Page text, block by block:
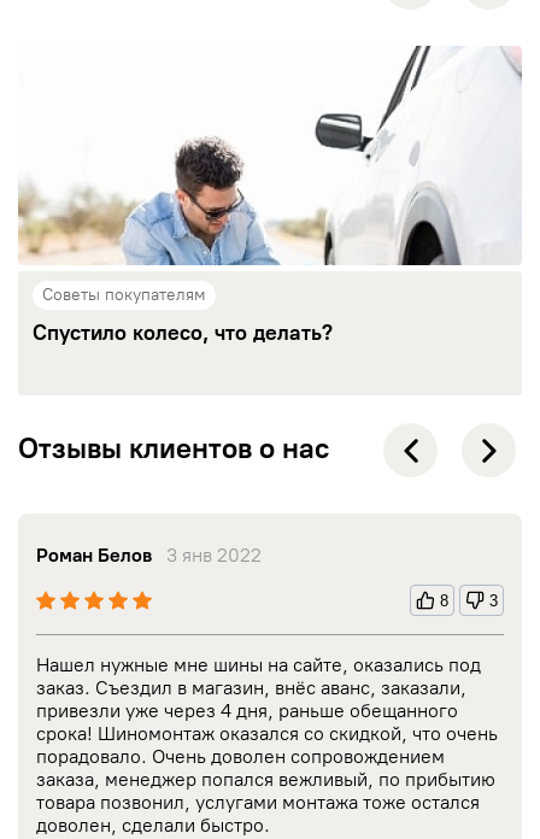
Советы покупателям
Спустило колесо, что делать?
Отзывы клиентов о нас
Роман Белов 3 янв 2022
8 3
Нашел нужные мне шины на сайте, оказались под
заказ. Съездил в магазин, внёс аванс, заказали,
привезли уже через 4 дня, раньше обещанного
срока! Шиномонтаж оказался со скидкой, что очень
порадовало. Очень доволен сопровождением
заказа, менеджер попался вежливый, по прибытию
товара позвонил, услугами монтажа тоже остался
доволен, сделали быстро.